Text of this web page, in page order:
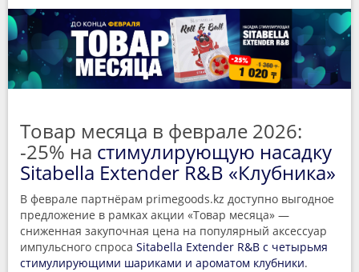
Товар месяца в феврале 2026:
-25% на стимулирующую насадку
Sitabella Extender R&B «Клубника»
В феврале партнёрам primegoods.kz доступно выгодное
предложение в рамках акции «Товар месяца» —
сниженная закупочная цена на популярный аксессуар
импульсного спроса Sitabella Extender R&B с четырьмя
стимулирующими шариками и ароматом клубники.